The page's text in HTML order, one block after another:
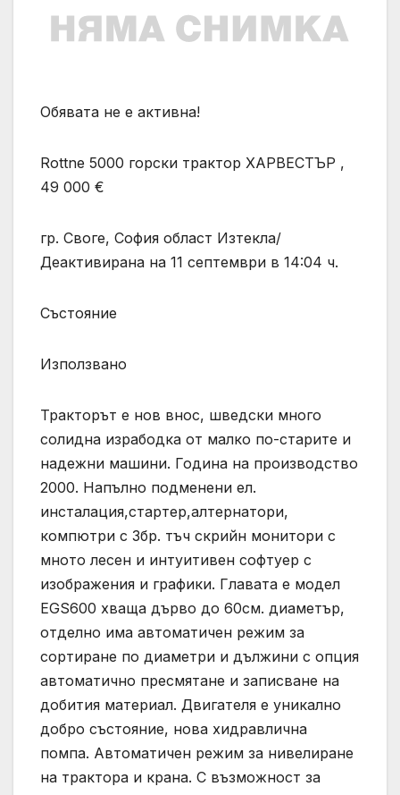
Обявата не е активна!
Rottne 5000 горски трактор ХАРВЕСТЪР ,
49 000 €
гр. Своге, София област Изтекла/
Деактивирана на 11 септември в 14:04 ч.
Състояние
Използвано
Тракторът е нов внос, шведски много
солидна израбодка от малко по-старите и
надежни машини. Година на производство
2000. Напълно подменени ел.
инсталация,стартер,алтернатори,
компютри с 3бр. тъч скрийн монитори с
мното лесен и интуитивен софтуер с
изображения и графики. Главата е модел
EGS600 хваща дърво до 60см. диаметър,
отделно има автоматичен режим за
сортиране по диаметри и дължини с опция
автоматично пресмятане и записване на
добития материал. Двигателя е уникално
добро състояние, нова хидравлична
помпа. Автоматичен режим за нивелиране
на трактора и крана. С възможност за